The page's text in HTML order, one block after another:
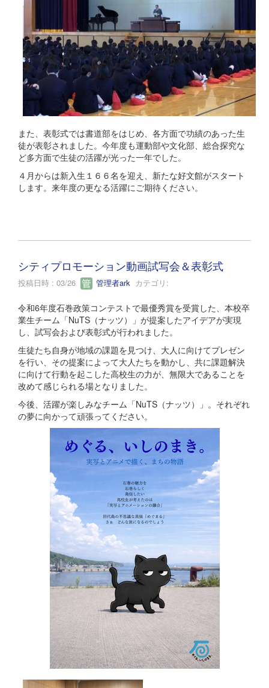
また、表彰式では書道部をはじめ、各方面で功績のあった生
徒が表彰されました。今年度も運動部や文化部、総合探究な
ど多方面で生徒の活躍が光った一年でした。
４月からは新入生１６６名を迎え、新たな好文館がスタート
します。来年度の更なる活躍にご期待ください。
シティプロモーション動画試写会＆表彰式
投稿日時 : 03/26 管理者ark カテゴリ:
令和6年度石巻政策コンテストで最優秀賞を受賞した、本校卒
業生チーム「NuTS（ナッツ）」が提案したアイデアが実現
し、試写会および表彰式が行われました。
生徒たち自身が地域の課題を見つけ、大人に向けてプレゼン
を行い、その提案によって大人たちを動かし、共に課題解決
に向けて行動を起こした高校生の力が、無限大であることを
改めて感じられる場となりました。
今後、活躍が楽しみなチーム「NuTS（ナッツ）」。それぞれ
の夢に向かって頑張ってください。